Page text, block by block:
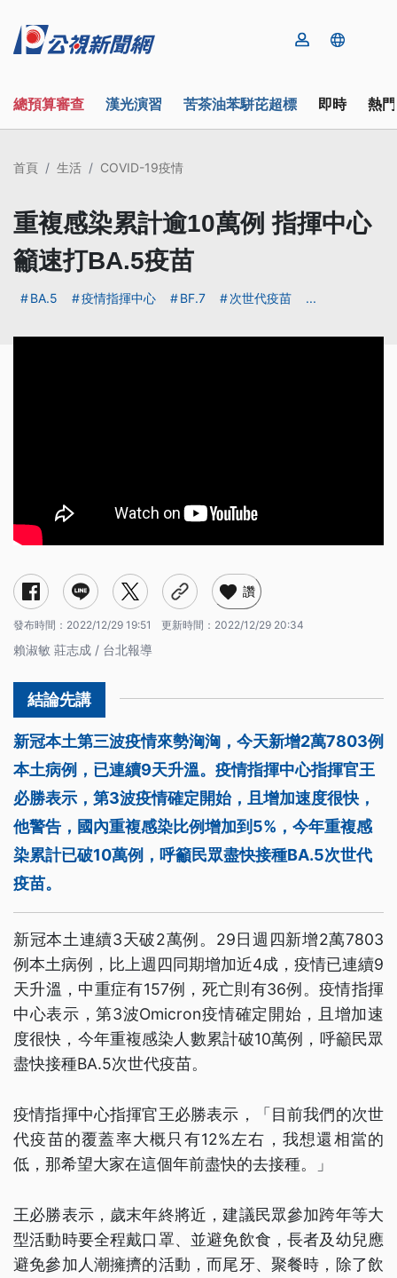
總預算審查 漢光演習 苦茶油苯駢芘超標 即時 熱
首頁 生活 COVID-19疫情
重複感染累計逾10萬例 指揮中心
籲速打BA.5疫苗
BA.5 疫情指揮中心 BF.7 次世代疫苗 ...
讚
發布時間： 2022/12/29 19:51 更新時間： 2022/12/29 20:34
賴淑敏 莊志成 / 台北報導
新冠本土第三波疫情來勢洶洶，今天新增2萬7803例
本土病例，已連續9天升溫。疫情指揮中心指揮官王
必勝表示，第3波疫情確定開始，且增加速度很快，
他警告，國內重複感染比例增加到5%，今年重複感
染累計已破10萬例，呼籲民眾盡快接種BA.5次世代
疫苗。
新冠本土連續3天破2萬例。29日週四新增2萬7803
例本土病例，比上週四同期增加近4成，疫情已連續9
天升溫，中重症有157例，死亡則有36例。疫情指揮
中心表示，第3波Omicron疫情確定開始，且增加速
度很快，今年重複感染人數累計破10萬例，呼籲民眾
盡快接種BA.5次世代疫苗。
疫情指揮中心指揮官王必勝表示，「目前我們的次世
代疫苗的覆蓋率大概只有12%左右，我想還相當的
低，那希望大家在這個年前盡快的去接種。」
王必勝表示，歲末年終將近，建議民眾參加跨年等大
型活動時要全程戴口罩、並避免飲食，長者及幼兒應
避免參加人潮擁擠的活動，而尾牙、聚餐時，除了飲